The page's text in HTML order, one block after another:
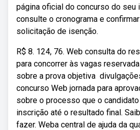
página oficial do concurso do seu
consulte o cronograma e
solicitação de isenção.
R$ 8. 124, 76. Web️ consulta do
para concorrer às vagas
sobre a prova objetiva
concurso Web️ jornada para
sobre o processo que o
inscrição até o resultado final.
fazer. Weba central de ajuda da